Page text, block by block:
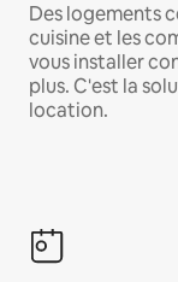
Des logements
cuisine et les
vous installer
plus. C'est la
location.